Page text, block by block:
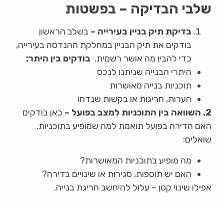
שלבי הבדיקה – בפשטות
בדיקת תיק בניין בעירייה – בשלב הראשון
בודקים את תיק הבניין במחלקת ההנדסה בעירייה,
כדי להבין מה אושר רשמית. בודקים בין היתר:
היתרי הבנייה שניתנו לנכס
תוכניות בנייה מאושרות
הערות, חריגות או בקשות שנדחו
2. השוואה בין התוכניות למצב בפועל –
כאן בודקים
האם הדירה בפועל תואמת למה שמופיע בתוכניות.
שואלים:
מה מופיע בתוכניות המאושרות?
האם יש תוספות, סגירות או שינויים בדירה?
אפילו שינוי קטן – עלול להיחשב חריגת בנייה.